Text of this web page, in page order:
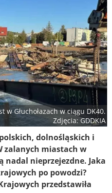
Głuchołazach w ciągu DK40.
Zdjęcia: GDDKIA
dolnośląskich i
zalanych miastach w
nadal nieprzejezdne. Jaka
po powodzi?
przedstawiła